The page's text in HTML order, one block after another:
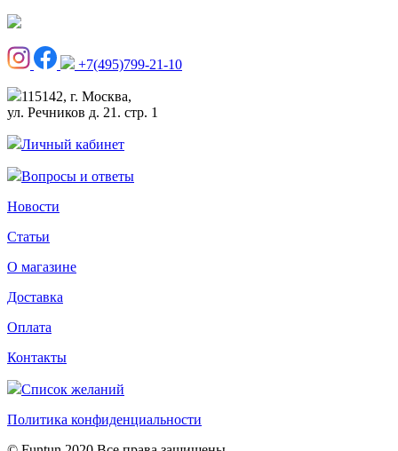
+7(495)799-21-10
115142, г. Москва,
ул. Речников д. 21. стр. 1
Личный кабинет
Вопросы и ответы
Новости
Статьи
О магазине
Доставка
Оплата
Контакты
Список желаний
Политика конфиденциальности